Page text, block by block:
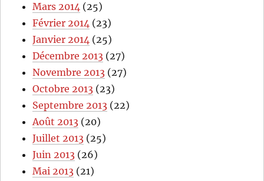
Mars 2014 (25)
Février 2014 (23)
Janvier 2014 (25)
Décembre 2013 (27)
Novembre 2013 (27)
Octobre 2013 (23)
Septembre 2013 (22)
Août 2013 (20)
Juillet 2013 (25)
Juin 2013 (26)
Mai 2013 (21)